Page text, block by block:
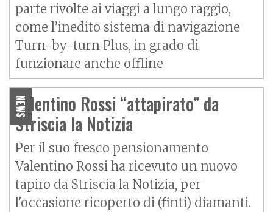
parte rivolte ai viaggi a lungo raggio,
come l’inedito sistema di navigazione
Turn-by-turn Plus, in grado di
funzionare anche offline
NEWS
Valentino Rossi “attapirato” da
Striscia la Notizia
Per il suo fresco pensionamento
Valentino Rossi ha ricevuto un nuovo
tapiro da Striscia la Notizia, per
l'occasione ricoperto di (finti) diamanti.